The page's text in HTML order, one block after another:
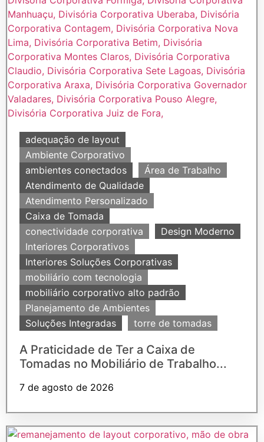
adequação de layout
Ambiente Corporativo
ambientes conectados
Área de Trabalho
Atendimento de Qualidade
Atendimento Personalizado
Caixa de Tomada
conectividade corporativa
Design Moderno
Interiores Corporativos
Interiores Soluções Corporativas
mobiliário com tecnologia
mobiliário corporativo alto padrão
Planejamento de Ambientes
Soluções Integradas
torre de tomadas
A Praticidade de Ter a Caixa de
Tomadas no Mobiliário de Trabalho...
7 de agosto de 2026